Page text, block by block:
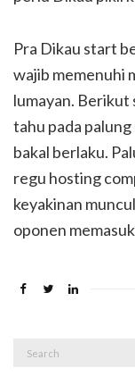
Pra Dikau start
wajib memenuhi
lumayan. Berikut
tahu pada
bakal berlaku.
regu hosting
keyakinan
oponen